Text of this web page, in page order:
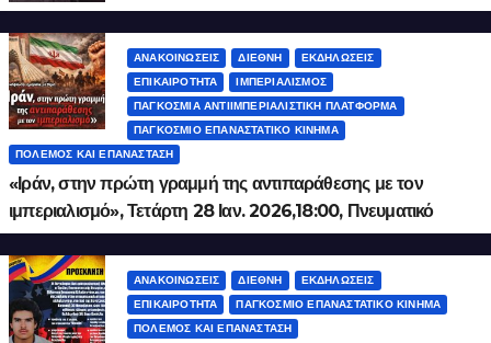
ΑΝΑΚΟΙΝΏΣΕΙΣ ΔΙΕΘΝΉ
ΕΚΔΗΛΏΣΕΙΣ
ΕΠΙΚΑΙΡΌΤΗΤΑ
ΙΜΠΕΡΙΑΛΙΣΜΌΣ
ΠΑΓΚΌΣΜΙΑ ΑΝΤΙΙΜΠΕΡΙΑΛΙΣΤΙΚΉ ΠΛΑΤΦΌΡΜΑ
ΠΑΓΚΌΣΜΙΟ ΕΠΑΝΑΣΤΑΤΙΚΌ ΚΊΝΗΜΑ
ΠΌΛΕΜΟΣ ΚΑΙ ΕΠΑΝΆΣΤΑΣΗ
«Ιράν, στην πρώτη γραμμή της αντιπαράθεσης με τον
ιμπεριαλισμό», Τετάρτη 28 Ιαν. 2026,18:00, Πνευματικό
Κέντρο Δήμου Αθηναίων, Ακαδημίας 50
ΑΝΑΚΟΙΝΏΣΕΙΣ ΔΙΕΘΝΉ
ΕΚΔΗΛΏΣΕΙΣ
ΕΠΙΚΑΙΡΌΤΗΤΑ
ΠΑΓΚΌΣΜΙΟ ΕΠΑΝΑΣΤΑΤΙΚΌ ΚΊΝΗΜΑ
ΠΌΛΕΜΟΣ ΚΑΙ ΕΠΑΝΆΣΤΑΣΗ